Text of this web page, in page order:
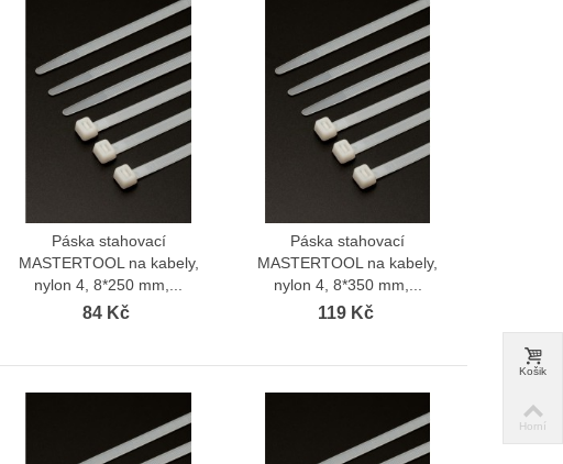
Wall
Blackout Efekt...
Kovová garnýž Antik 19 mm Wall
Blackout Efekt...
proti hmyzu na...
Roleta plisé extra
Zobrazit více
Páska stahovací
MASTERTOOL na kabely,
nylon 4, 8*250 mm,...
84 Kč
Zobrazit více
Páska stahovací
MASTERTOOL na kabely,
nylon 4, 8*350 mm,...
119 Kč
Košik
Horní